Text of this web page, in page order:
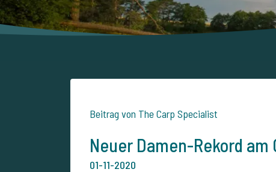
Beitrag von The Carp Specialist
Neuer Damen-Rekord am
01-11-2020